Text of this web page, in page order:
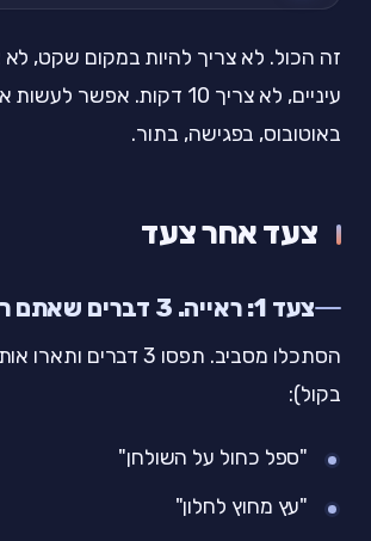
זה הכול. לא צריך להיות במקום שקט, לא
עיניים, לא צריך 10 דקות. אפשר לעשות את זה
באוטובוס, בפגישה, בתור.
צעד אחר צעד
צעד 1: ראייה. 3 דברים שאתם רואים
הסתכלו מסביב. תפסו 3
בקול):
"ספל כחול על השולחן"
"עץ מחוץ לחלון"